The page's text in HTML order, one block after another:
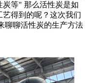
等" 那么活性炭是如
得到的呢？这次我们
聊聊活性炭的生产方法